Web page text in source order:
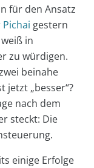
für den Ansatz
Pichai gestern
in
zu würdigen.
beinahe
jetzt „besser“?
nach dem
steckt: Die
einige Erfolge